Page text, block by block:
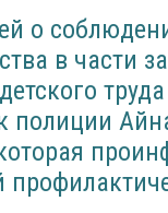
о
в части
полиции